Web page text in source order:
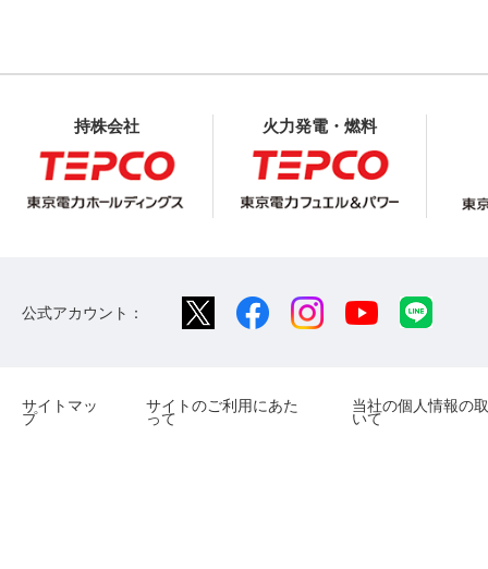
持株会社 火力発電・燃料
公式アカウント：
サイトマッ
プ
サイトのご利用にあた
って
当社の個人情報の
いて